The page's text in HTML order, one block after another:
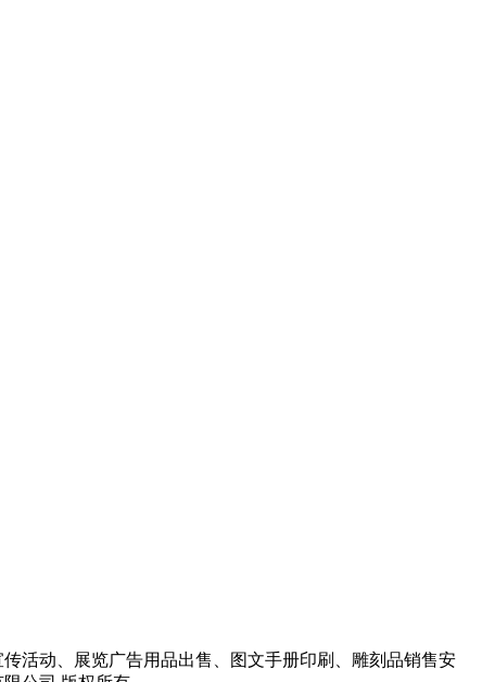
活动、展览广告用品出售、图文手册印刷、雕刻品销售安